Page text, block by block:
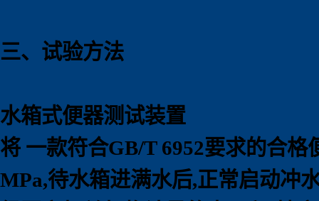
三、试验方法
水箱式便器测试装置
将 一款符合GB/T 6952要求的合
MPa,待水箱进满水后,正常启动冲